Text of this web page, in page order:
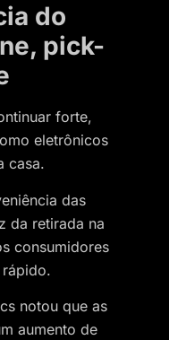
do
pick-
forte,
eletrônicos
casa.
das
da retirada na
consumidores
notou que as
aumento de